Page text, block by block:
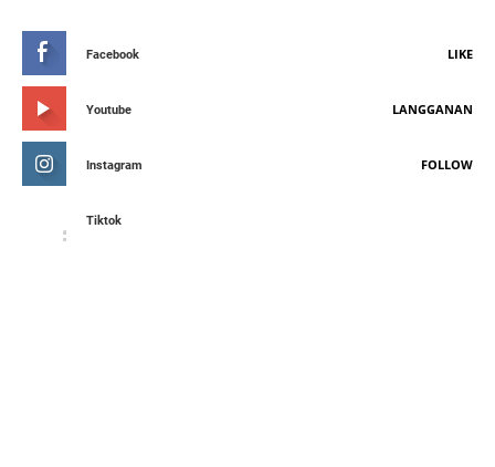
Facebook LIKE
Youtube LANGGANAN
Instagram FOLLOW
Tiktok